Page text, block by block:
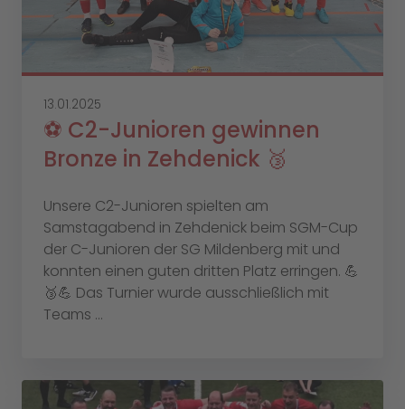
13.01.2025
⚽️ C2-Junioren gewinnen
Bronze in Zehdenick 🥉
Unsere C2-Junioren spielten am
Samstagabend in Zehdenick beim SGM-Cup
der C-Junioren der SG Mildenberg mit und
konnten einen guten dritten Platz erringen. 💪
🥉💪 Das Turnier wurde ausschließlich mit
Teams ...